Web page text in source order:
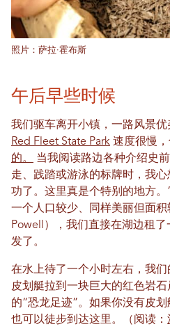
照片：萨拉·霍布斯
午后早些时候
我们驱车离开小镇，一路风景
Red Fleet State Park 速度很慢
的。
当我阅读路边各种介绍史
走、践踏或游泳的标牌时，我
功了。这里真是个特别的地方。
一个人口较少、同样美丽但面
Powell），我们直接在湖边租
发了。
在水上待了一个小时左右，我
皮划艇拉到一块巨大的红色岩
的“恐龙足迹”。如果你没有皮
也可以徒步到达这里。（阅读：